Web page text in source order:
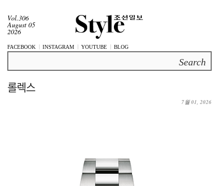
Vol.306
August 05
2026
FACEBOOK INSTAGRAM YOUTUBE BLOG
롤렉스
7월 01, 2026